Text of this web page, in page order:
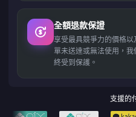
全額退款保證
享受最具競爭力的價格
單未送達或無法使用，
終受到保護。
支援的